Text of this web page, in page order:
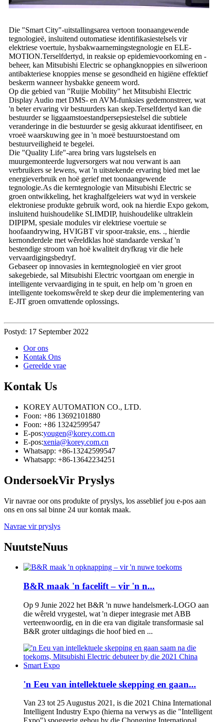
Die "Smart City"-uitstallingsarea vertoon toonaangewende
tegnologieë, insluitend outomatiese identifikasiestelsels vir
elektriese voertuie, hysbakwaarnemingstegnologie en ELE-
MOTION.Terselfdertyd, in reaksie op epidemievoorkoming en -
beheer, kan Mitsubishi Electric se ophangknoppies en silwerioon
antibakteriese knoppies mense se gesondheid en higiëne effektief
beskerm wanneer hysbakke geneem word.
Op die gebied van "Ruijie Mobility" het Mitsubishi Electric
Display Audio met DMS- en AVM-funksies gedemonstreer, wat
'n beter ervaring vir bestuurders kan skep.Terselfdertyd kan die
bestuurder se liggaamstoestandpersepsiestelsel die subtiele
veranderinge in die bestuurder se gesig akkuraat identifiseer, en
vroeë waarskuwing gee in 'n moeë bestuurstoestand om
bestuurveiligheid te begelei.
Die "Quality Life"-area bring vars lugstelsels en
muurgemonteerde lugversorgers wat nou verwant is aan
verbruikers se lewens, wat 'n uitstekende ervaring bied met lae
energieverbruik en hoë gerief met toonaangewende
tegnologie.As die kerntegnologie van Mitsubishi Electric se
groen ontwikkeling, het kraghalfgeleiers wat wyd in verskeie
elektroniese produkte gebruik word, ook na hierdie Expo gekom,
insluitend huishoudelike SLIMDIP, huishoudelike ultraklein
DIPIPM, spesiale modules vir elektriese voertuie se
hoofaandrywing, HVIGBT vir spoor-traksie, ens. ., hierdie
kernonderdele met wêreldklas hoë standaarde verskaf 'n
bestendige stroom van hoë kwaliteit dryfkrag vir die hele
vervaardigingsbedryf.
Gebaseer op innovasies in kerntegnologieë en vier groot
sakegebiede, sal Mitsubishi Electric voortgaan om energie in
intelligente vervaardiging in te spuit, en help om 'n groen en
intelligente toekomswêreld te skep deur die implementering van
E-JIT groen omvattende oplossings.
Postyd: 17 September 2022
Oor ons
Kontak Ons
Gereelde vrae
Kontak Us
KOREY AUTOMATION CO., LTD.
Foon: +86 13692101880
Foon: +86 13242599547
E-pos:yougen@korey.com.cn
E-pos:xenia@korey.com.cn
Whatsapp: +86-13242599547
Whatsapp: +86-13642234251
OndersoekVir Pryslys
Vir navrae oor ons produkte of pryslys, los asseblief jou e-pos aan
ons en ons sal binne 24 uur kontak maak.
Navrae vir pryslys
NuutsteNuus
B&R maak 'n facelift – vir 'n n...
Op 9 Junie 2022 het B&R 'n nuwe handelsmerk-LOGO aan
die wêreld vrygestel, wat 'n dieper integrasie met ABB
verteenwoordig, en in die era van digitale transformasie sal
B&R groter uitdagings die hoof bied en ...
'n Eeu van intellektuele skepping en gaan...
Van 23 tot 25 Augustus 2021, is die 2021 China International
Intelligent Industry Expo (hierna na verwys as die "Intelligent